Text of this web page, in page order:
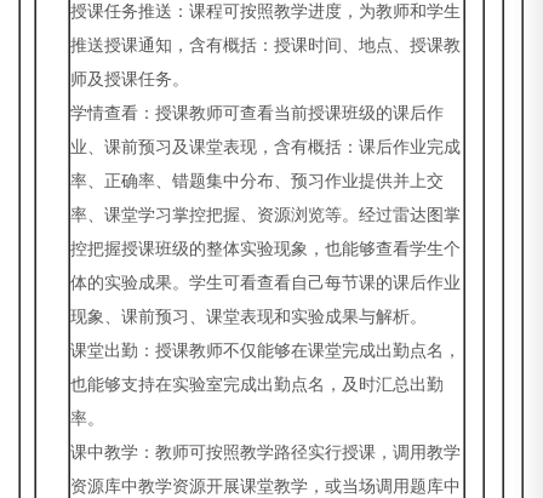
授课任务推送：课程可按照教学进度，为教师和学生
推送授课通知，含有概括：授课时间、地点、授课教
师及授课任务。
学情查看：授课教师可查看当前授课班级的课后作
业、课前预习及课堂表现，含有概括：课后作业完成
率、正确率、错题集中分布、预习作业提供并上交
率、课堂学习掌控把握、资源浏览等。经过雷达图掌
控把握授课班级的整体实验现象，也能够查看学生个
体的实验成果。学生可看查看自己每节课的课后作业
现象、课前预习、课堂表现和实验成果与解析。
课堂出勤：授课教师不仅能够在课堂完成出勤点名，
也能够支持在实验室完成出勤点名，及时汇总出勤
率。
课中教学：教师可按照教学路径实行授课，调用教学
资源库中教学资源开展课堂教学，或当场调用题库中